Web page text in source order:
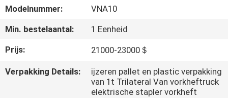
FABRIEKSREIS
KWALITEITSCONTROLE
CONTACTEER
Modelnummer:
VNA10
Min. bestelaantal:
1 Eenheid
Prijs:
21000-23000＄
Verpakking Details:
ijzeren pallet en plastic verpakking
van 1t Trilateral Van vorkheftruck
elektrische stapler vorkheft